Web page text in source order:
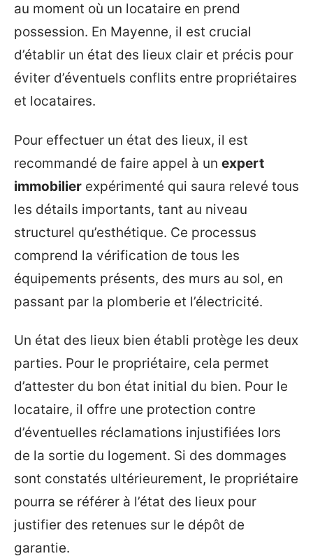
au moment où un locataire en prend
possession. En Mayenne, il est crucial
d’établir un état des lieux clair et précis pour
éviter d’éventuels conflits entre propriétaires
et locataires.
Pour effectuer un état des lieux, il est
recommandé de faire appel à un expert
immobilier expérimenté qui saura relevé tous
les détails importants, tant au niveau
structurel qu’esthétique. Ce processus
comprend la vérification de tous les
équipements présents, des murs au sol, en
passant par la plomberie et l’électricité.
Un état des lieux bien établi protège les deux
parties. Pour le propriétaire, cela permet
d’attester du bon état initial du bien. Pour le
locataire, il offre une protection contre
d’éventuelles réclamations injustifiées lors
de la sortie du logement. Si des dommages
sont constatés ultérieurement, le propriétaire
pourra se référer à l’état des lieux pour
justifier des retenues sur le dépôt de
garantie.